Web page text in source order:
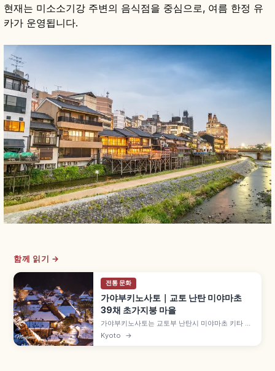
현재는 미소소기강 주변의 음식점을 중심으로, 여름 한정 유
카가 운영됩니다.
함께 읽기 →
전통 문화
가야부키노사토｜교토 난탄 미야마초
39채 초가지붕 마을
가야부키노사토는 교토부 난탄시 미야마초 키타 집
락에 자리한 초가지붕 마을로, 약 50채 중 39채가
초가지붕 민가입니다. 에도시대 중기 건물도 남은
Kyoto →